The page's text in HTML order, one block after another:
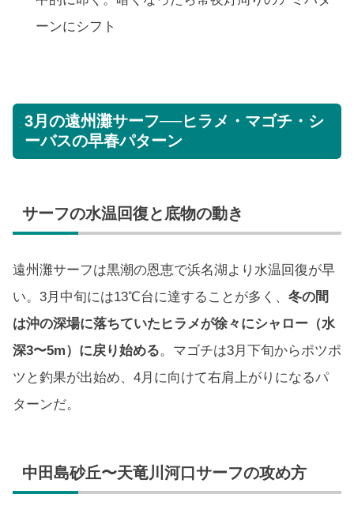
ーンにシフト
3月の遠州灘サーフ──ヒラメ・マゴチ・シ
ーバスの早春パターン
サーフの水温回復と底物の動き
遠州灘サーフは黒潮の恩恵で浜名湖より水温回復が早
い。3月中旬には13℃台に達することが多く、 冬の間
は沖の深場に落ちていたヒラメが徐々にシャロー（水
深3〜5m）に戻り始める。マゴチは3月下旬からポツポ
ツと釣果が出始め、4月に向けて右肩上がりになるパ
ターンだ。
中田島砂丘〜天竜川河口サーフの攻め方